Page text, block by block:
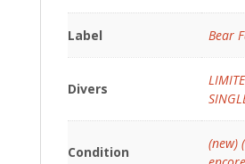
Label Bear
Divers
Condition
(new)